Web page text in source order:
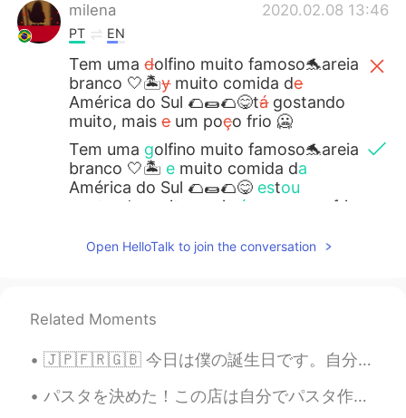
milena 2020.02.08 13:46
PT EN
Tem umadolfino muito famoso🐬areia
branco 🤍🏝ymuito comida de
América do Sul 🌮🌯🌮😋tágostando
muito, maiseum poço frio 🥶
Tem uma golfino muito famoso🐬areia
branco 🤍🏝 e muito comida da
América do Sul 🌮🌯🌮😋 estou
gostando muito, mais
é
o frio
minha primeir
minha primeiraviagem aqui nessa
parte daFlórida.
Open HelloTalk to join the conversation
Related Moments
🇯🇵🇫🇷🇬🇧 今日は僕の誕生日です。自分のためにこのカメラを買いました。生まれて初めてカメラを持っています。普通にスマホを使っています。いい写真を撮るのが楽しみにしています。 C’est m...
パスタを決めた！この店は自分でパスタ作っています。珍しい！生パスタ大好きです。そして、実はボロネーゼはスパゲティが代表的なじゃない！広いのパスタは正しです。タリアテッレとかパッパルデッレは一番い...